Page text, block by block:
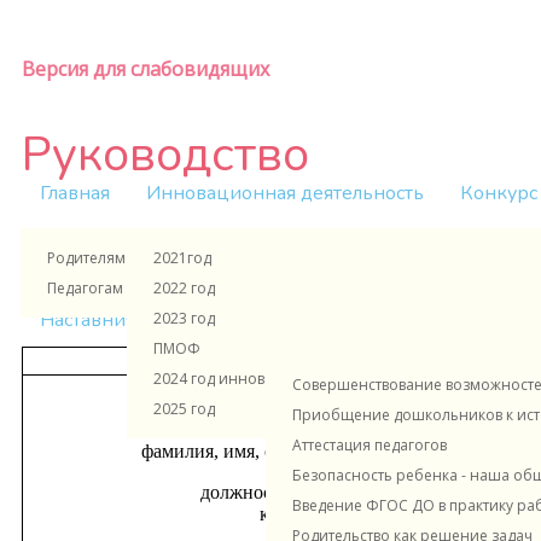
Версия для слабовидящих
Главная
Родителям и ученикам
Педагогам и сотрудникам
Инновационная деятельность
2021год
2022 год
2023 год
ПМОФ
2024 год инновационная деятельность
2025 год
Конкурс
Наставничество в ДОУ
Совершенствование
Приобщение дошкольников к
Аттестация педагогов
Безопасность ребенка - наша
Введение ФГОС ДО в практику
Родительство как решение задач
Руководство
ОСНОВНОЕ ЗДАНИЕ
О руководителе
фамилия, имя, отчество руководителя - Белова
должность руководителя - Заведующий
контактные телефоны - 812 246-